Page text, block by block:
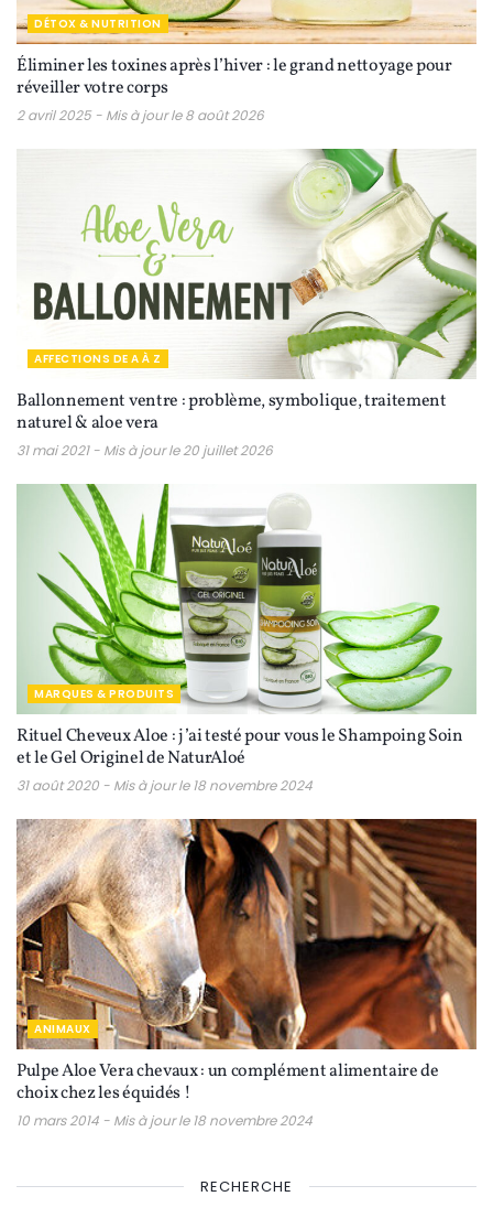
DÉTOX & NUTRITION
Éliminer les toxines après l’hiver : le grand nettoyage pour
réveiller votre corps
2 avril 2025 - Mis à jour le 8 août 2026
AFFECTIONS DE A À Z
Ballonnement ventre : problème, symbolique, traitement
naturel & aloe vera
31 mai 2021 - Mis à jour le 20 juillet 2026
MARQUES & PRODUITS
Rituel Cheveux Aloe : j’ai testé pour vous le Shampoing Soin
et le Gel Originel de NaturAloé
31 août 2020 - Mis à jour le 18 novembre 2024
ANIMAUX
Pulpe Aloe Vera chevaux : un complément alimentaire de
choix chez les équidés !
10 mars 2014 - Mis à jour le 18 novembre 2024
RECHERCHE